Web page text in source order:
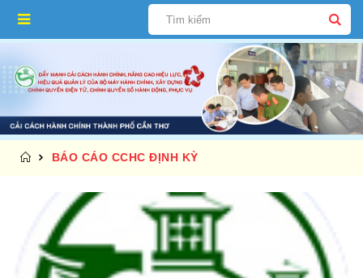
BÁO CÁO CCHC ĐỊNH KỲ